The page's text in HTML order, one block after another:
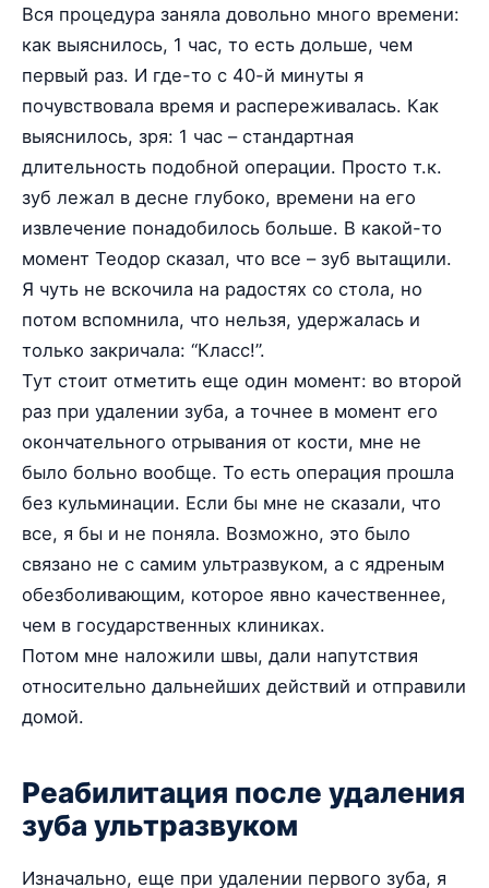
Вся процедура заняла довольно много времени:
как выяснилось, 1 час, то есть дольше, чем
первый раз. И где-то с 40-й минуты я
почувствовала время и распереживалась. Как
выяснилось, зря: 1 час – стандартная
длительность подобной операции. Просто т.к.
зуб лежал в десне глубоко, времени на его
извлечение понадобилось больше. В какой-то
момент Теодор сказал, что все – зуб вытащили.
Я чуть не вскочила на радостях со стола, но
потом вспомнила, что нельзя, удержалась и
только закричала: “Класс!”.
Тут стоит отметить еще один момент: во второй
раз при удалении зуба, а точнее в момент его
окончательного отрывания от кости, мне не
было больно вообще. То есть операция прошла
без кульминации. Если бы мне не сказали, что
все, я бы и не поняла. Возможно, это было
связано не с самим ультразвуком, а с ядреным
обезболивающим, которое явно качественнее,
чем в государственных клиниках.
Потом мне наложили швы, дали напутствия
относительно дальнейших действий и отправили
домой.
Реабилитация после удаления
зуба ультразвуком
Изначально, еще при удалении первого зуба, я